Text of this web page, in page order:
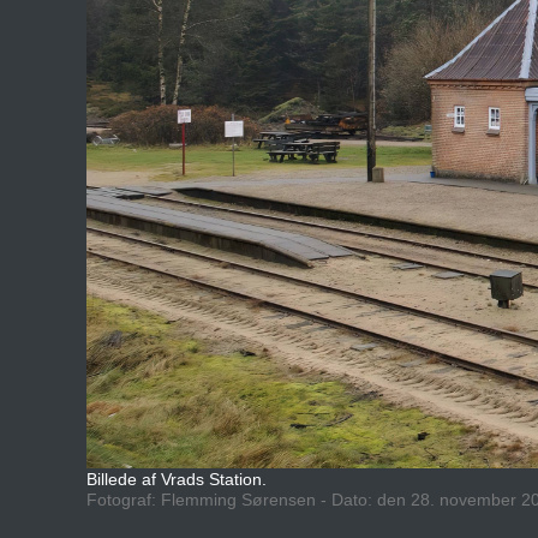
Billede af Vrads Station.
Fotograf: Flemming Sørensen - Dato: den 28. november